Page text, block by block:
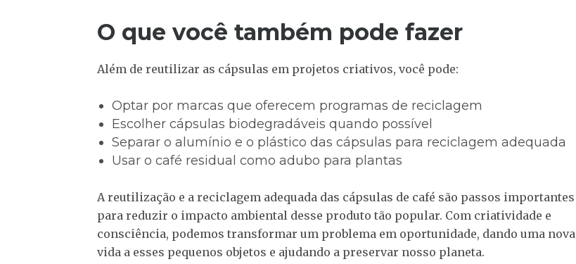
O que você também pode fazer
Além de reutilizar as cápsulas em projetos criativos, você pode:
Optar por marcas que oferecem programas de reciclagem
Escolher cápsulas biodegradáveis quando possível
Separar o alumínio e o plástico das cápsulas para reciclagem adequada
Usar o café residual como adubo para plantas
A reutilização e a reciclagem adequada das cápsulas de café são passos importantes
para reduzir o impacto ambiental desse produto tão popular. Com criatividade e
consciência, podemos transformar um problema em oportunidade, dando uma nova
vida a esses pequenos objetos e ajudando a preservar nosso planeta.